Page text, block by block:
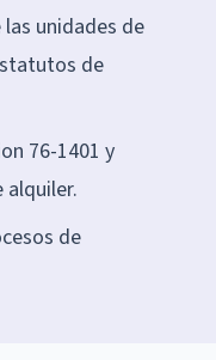
unidades de
de
76-1401 y
alquiler.
de